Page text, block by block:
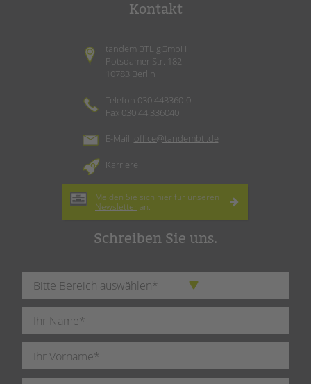
Kontakt
tandem BTL gGmbH
Potsdamer Str. 182
10783 Berlin
Telefon 030 443360-0
Fax 030 44 336040
E-Mail: office@tandembtl.de
Karriere
Melden Sie sich hier für unseren
Newsletter an.
Schreiben Sie uns.